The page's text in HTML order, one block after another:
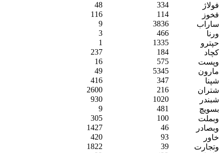
فولاژ 334
48
فخوز
114
116
ساراب
3836
9
ورنا
466
3
حپترو
1335
1
کچاد
184
237
وپست
575
16
مارون
5345
49
شپنا
347
416
شتران
216
2600
شبندر
1020
930
بسویچ
481
9
وبملت
100
305
وبصادر
46
1427
خاور
93
420
وتجارت
39
1822